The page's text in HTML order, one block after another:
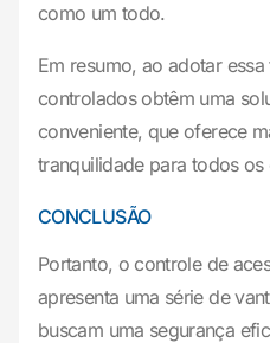
como um todo.
Em resumo, ao adotar
controlados obtêm uma
conveniente, que oferece
tranquilidade para todos
CONCLUSÃO
Portanto, o controle de
apresenta uma série de
buscam uma segurança